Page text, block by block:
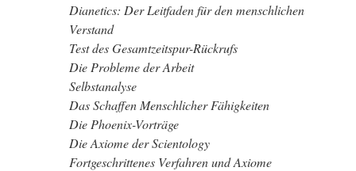
Dianetics: Der Leitfaden für den menschlichen
Verstand
Test des Gesamtzeitspur-Rückrufs
Die Probleme der Arbeit
Selbstanalyse
Das Schaffen Menschlicher Fähigkeiten
Die Phoenix-Vorträge
Die Axiome der Scientology
Fortgeschrittenes Verfahren und Axiome